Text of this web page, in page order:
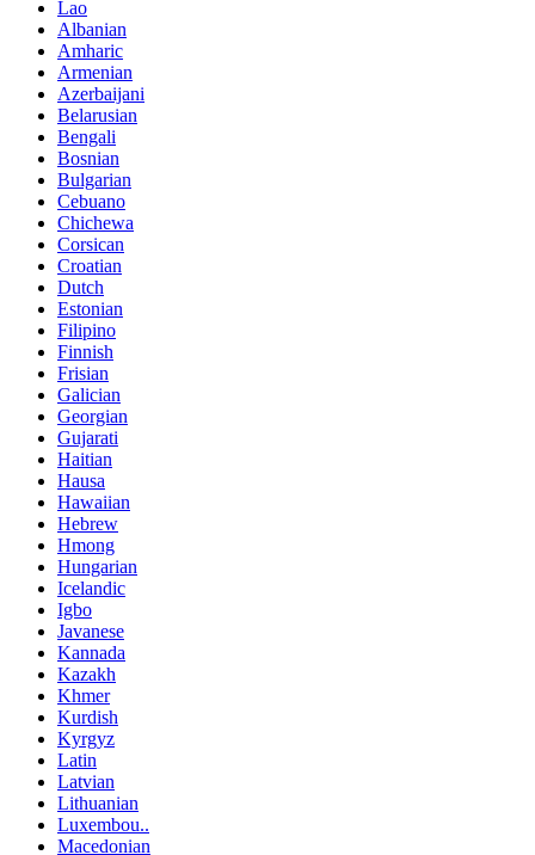
Lao
Albanian
Amharic
Armenian
Azerbaijani
Belarusian
Bengali
Bosnian
Bulgarian
Cebuano
Chichewa
Corsican
Croatian
Dutch
Estonian
Filipino
Finnish
Frisian
Galician
Georgian
Gujarati
Haitian
Hausa
Hawaiian
Hebrew
Hmong
Hungarian
Icelandic
Igbo
Javanese
Kannada
Kazakh
Khmer
Kurdish
Kyrgyz
Latin
Latvian
Lithuanian
Luxembou..
Macedonian